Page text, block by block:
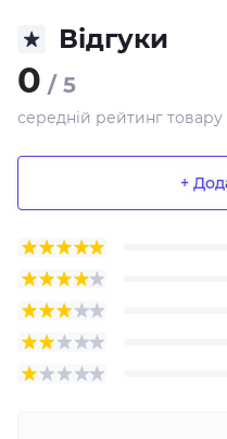
Відгуки
0 / 5
середній рейтинг товару
+